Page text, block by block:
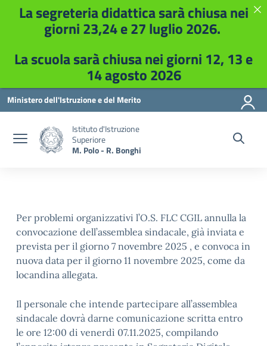
Vai ai contenuti
Vai al menu di navigazione
Vai al footer
Ministero dell'Istruzione e del Merito
Istituto d'Istruzione
Superiore
M. Polo - R. Bonghi
Per problemi organizzativi l’O.S. FLC CGIL annulla la
convocazione dell’assemblea sindacale, già inviata e
prevista per il giorno 7 novembre 2025 , e convoca in
nuova data per il giorno 11 novembre 2025, come da
locandina allegata.
Il personale che intende partecipare all’assemblea
sindacale dovrà darne comunicazione scritta entro
le ore 12:00 di venerdì 07.11.2025, compilando
La segreteria didattica sarà chiusa nei
giorni 23,24 e 27 luglio 2026.
La scuola sarà chiusa nei giorni 12, 13 e
14 agosto 2026